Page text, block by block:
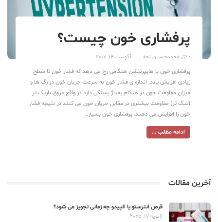
پرفشاری خون چیست؟
دکتر محمدحسین نجفی آگوست 14, 2017
پرفشاری خون یا هایپرتنشن هنگامی رخ می دهد که فشار خون تا سطح
زیادی افزایش یابد. اندازه ی فشار خون به سرعت جریان خون در رگ ها و
میزان مقاومت خون در هنگام پمپاژ بستگی دارد در واقع عروق باریک تر
(تنگ تر) مقاومت بیشتری در مقابل جریان خون می کنند در نتیجه فشار
خون را افزایش می دهند. پرفشاری خون بسیار…
ادامه مطلب ...
آخرین مقالات
قرص انترستو یا الپیدو چه زمانی تجویز می شود؟
ژانویه 17, 2025